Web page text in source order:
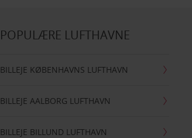
POPULÆRE LUFTHAVNE
BILLEJE KØBENHAVNS LUFTHAVN
BILLEJE AALBORG LUFTHAVN
BILLEJE BILLUND LUFTHAVN